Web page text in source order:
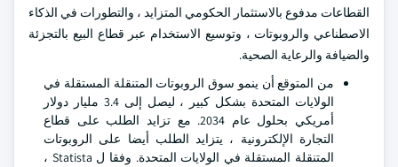
القطاعات مدفوع بالاستثمار الحكومي المتزايد ، والتطورات في الذكاء
الاصطناعي والروبوتات ، وتوسيع الاستخدام عبر قطاع البيع بالتجزئة
والضيافة والرعاية الصحية.
من المتوقع أن ينمو سوق الروبوتات المتنقلة المستقلة في
الولايات المتحدة بشكل كبير ، ليصل إلى 3.4 مليار دولار
أمريكي بحلول عام 2034. مع تزايد الطلب على قطاع
التجارة الإلكترونية ، يتزايد الطلب أيضا على الروبوتات
المتنقلة المستقلة في الولايات المتحدة. وفقا ل Statista ،